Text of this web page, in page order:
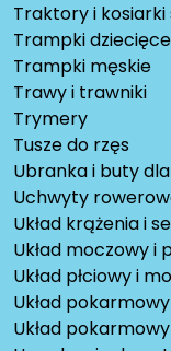
Traktory i
Trampki dziecięce
Trampki męskie
Trawy i trawniki
Trymery
Tusze do rzęs
Ubranka i buty
Uchwyty
Układ krążenia i
Układ moczowy i
Układ płciowy i
Układ pokarmowy
Układ